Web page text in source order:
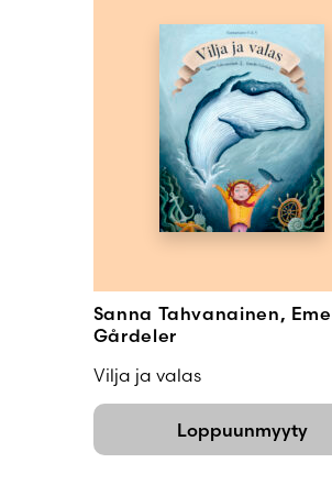
Sanna Tahvanainen,
Gårdeler
Vilja ja valas
Loppuunmyyty